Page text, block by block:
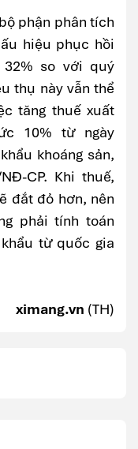
phận phân tích
hiệu phục hồi
so với quý
thụ này vẫn thể
tăng thuế xuất
10% từ ngày
khoáng sản,
CP. Khi thuế,
đắt đỏ hơn, nên
phải tính toán
từ quốc gia
ximang.vn (TH)